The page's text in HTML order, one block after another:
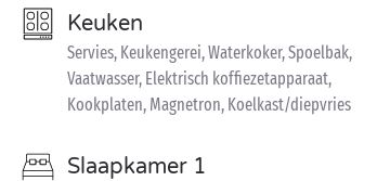
Keuken
Servies, Keukengerei, Waterkoker, Spoelbak,
Vaatwasser, Elektrisch koffiezetapparaat,
Kookplaten, Magnetron, Koelkast/diepvries
Slaapkamer 1